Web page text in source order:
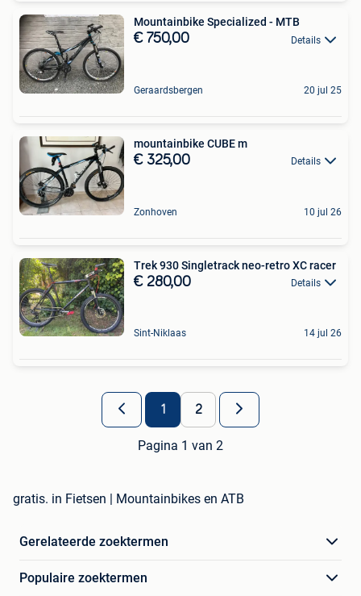
Mountainbike Specialized - MTB
€ 750,00 Details
Geraardsbergen 20 jul 25
mountainbike CUBE m
€ 325,00 Details
Zonhoven 10 jul 26
Trek 930 Singletrack neo-retro XC racer
€ 280,00 Details
Sint-Niklaas 14 jul 26
1 2
Pagina 1 van 2
gratis. in Fietsen | Mountainbikes en ATB
Gerelateerde zoektermen
Populaire zoektermen